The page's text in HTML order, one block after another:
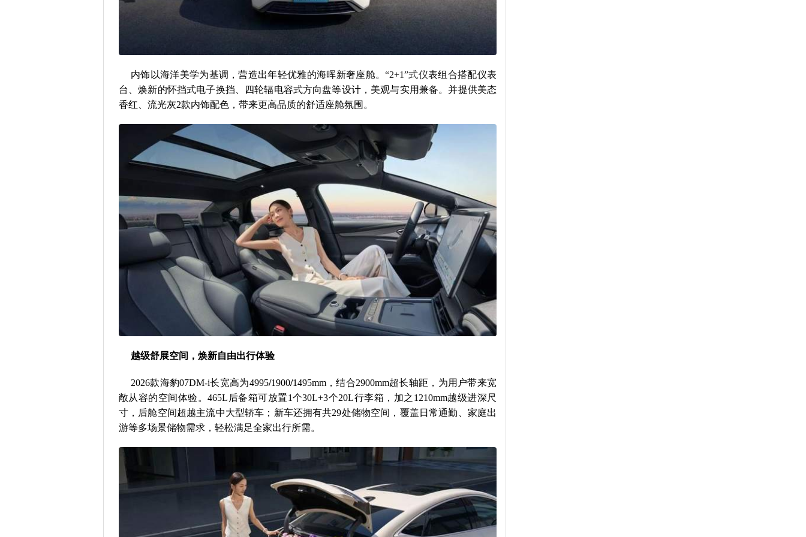
内饰以海洋美学为基调，营造出年轻优雅的海晖新奢座舱。“2+1”式仪表组合搭配仪表
台、焕新的怀挡式电子换挡、四轮辐电容式方向盘等设计，美观与实用兼备。并提供美态
香红、流光灰2款内饰配色，带来更高品质的舒适座舱氛围。
越级舒展空间，焕新自由出行体验
2026款海豹07DM-i长宽高为4995/1900/1495mm，结合2900mm超长轴距，为用户带来宽
敞从容的空间体验。465L后备箱可放置1个30L+3个20L行李箱，加之1210mm越级进深尺
寸，后舱空间超越主流中大型轿车；新车还拥有共29处储物空间，覆盖日常通勤、家庭出
游等多场景储物需求，轻松满足全家出行所需。